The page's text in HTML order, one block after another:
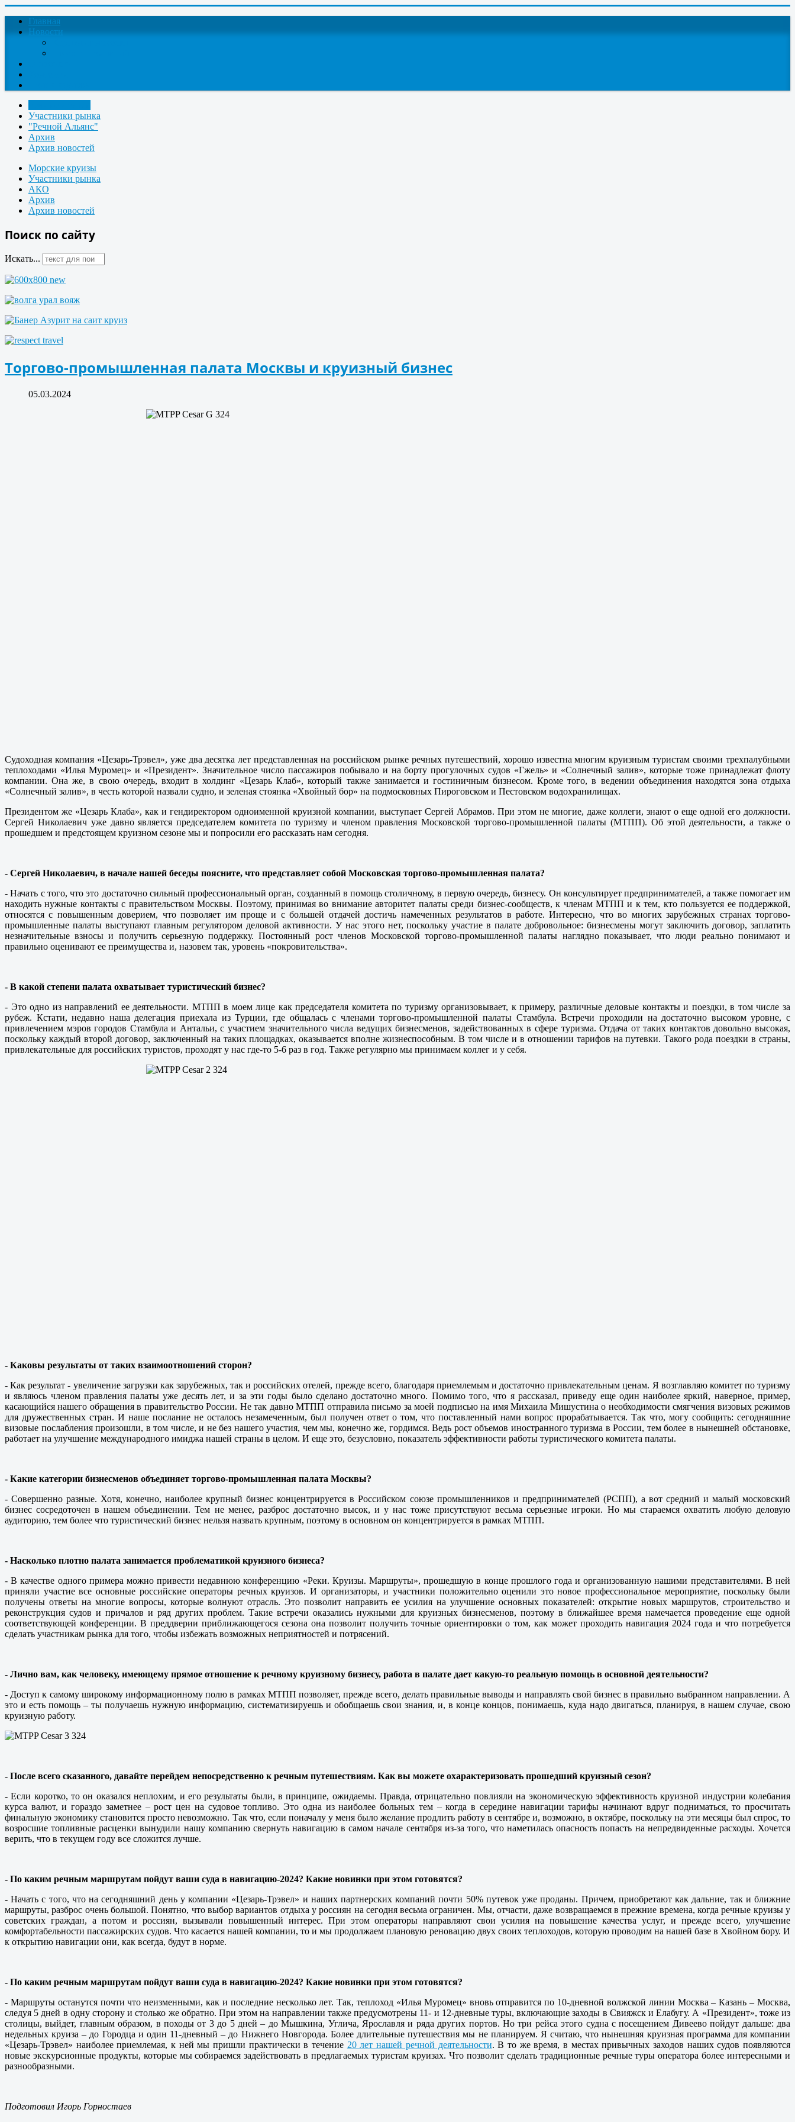
Главная
Новости
Участники рынка
"Речной Альянс"
Архив
Архив новостей
Морские круизы
Участники рынка
АКО
Архив
Архив новостей
Поиск по сайту
Искать...
Торгово-промышленная палата Москвы и круизный бизнес
05.03.2024
Судоходная компания «Цезарь-Трэвел», уже два десятка лет представленная на российском рынке речных путешествий, хорошо известна многим круизным туристам своими трехпалубными
теплоходами «Илья Муромец» и «Президент». Значительное число пассажиров побывало и на борту прогулочных судов «Гжель» и «Солнечный залив», которые тоже принадлежат флоту
компании. Она же, в свою очередь, входит в холдинг «Цезарь Клаб», который также занимается и гостиничным бизнесом. Кроме того, в ведении объединения находятся зона отдыха
«Солнечный залив», в честь которой назвали судно, и зеленая стоянка «Хвойный бор» на подмосковных Пироговском и Пестовском водохранилищах.
Президентом же «Цезарь Клаба», как и гендиректором одноименной круизной компании, выступает Сергей Абрамов. При этом не многие, даже коллеги, знают о еще одной его должности.
Сергей Николаевич уже давно является председателем комитета по туризму и членом правления Московской торгово-промышленной палаты (МТПП). Об этой деятельности, а также о
прошедшем и предстоящем круизном сезоне мы и попросили его рассказать нам сегодня.
- Сергей Николаевич, в начале нашей беседы поясните, что представляет собой Московская торгово-промышленная палата?
- Начать с того, что это достаточно сильный профессиональный орган, созданный в помощь столичному, в первую очередь, бизнесу. Он консультирует предпринимателей, а также помогает им
находить нужные контакты с правительством Москвы. Поэтому, принимая во внимание авторитет палаты среди бизнес-сообществ, к членам МТПП и к тем, кто пользуется ее поддержкой,
относятся с повышенным доверием, что позволяет им проще и с большей отдачей достичь намеченных результатов в работе. Интересно, что во многих зарубежных странах торгово-
промышленные палаты выступают главным регулятором деловой активности. У нас этого нет, поскольку участие в палате добровольное: бизнесмены могут заключить договор, заплатить
незначительные взносы и получить серьезную поддержку. Постоянный рост членов Московской торгово-промышленной палаты наглядно показывает, что люди реально понимают и
правильно оценивают ее преимущества и, назовем так, уровень «покровительства».
- В какой степени палата охватывает туристический бизнес?
- Это одно из направлений ее деятельности. МТПП в моем лице как председателя комитета по туризму организовывает, к примеру, различные деловые контакты и поездки, в том числе за
рубеж. Кстати, недавно наша делегация приехала из Турции, где общалась с членами торгово-промышленной палаты Стамбула. Встречи проходили на достаточно высоком уровне, с
привлечением мэров городов Стамбула и Антальи, с участием значительного числа ведущих бизнесменов, задействованных в сфере туризма. Отдача от таких контактов довольно высокая,
поскольку каждый второй договор, заключенный на таких площадках, оказывается вполне жизнеспособным. В том числе и в отношении тарифов на путевки. Такого рода поездки в страны,
привлекательные для российских туристов, проходят у нас где-то 5-6 раз в год. Также регулярно мы принимаем коллег и у себя.
- Каковы результаты от таких взаимоотношений сторон?
- Как результат - увеличение загрузки как зарубежных, так и российских отелей, прежде всего, благодаря приемлемым и достаточно привлекательным ценам. Я возглавляю комитет по туризму
и являюсь членом правления палаты уже десять лет, и за эти годы было сделано достаточно много. Помимо того, что я рассказал, приведу еще один наиболее яркий, наверное, пример,
касающийся нашего обращения в правительство России. Не так давно МТПП отправила письмо за моей подписью на имя Михаила Мишустина о необходимости смягчения визовых режимов
для дружественных стран. И наше послание не осталось незамеченным, был получен ответ о том, что поставленный нами вопрос прорабатывается. Так что, могу сообщить: сегодняшние
визовые послабления произошли, в том числе, и не без нашего участия, чем мы, конечно же, гордимся. Ведь рост объемов иностранного туризма в России, тем более в нынешней обстановке,
работает на улучшение международного имиджа нашей страны в целом. И еще это, безусловно, показатель эффективности работы туристического комитета палаты.
- Какие категории бизнесменов объединяет торгово-промышленная палата Москвы?
- Совершенно разные. Хотя, конечно, наиболее крупный бизнес концентрируется в Российском союзе промышленников и предпринимателей (РСПП), а вот средний и малый московский
бизнес сосредоточен в нашем объединении. Тем не менее, разброс достаточно высок, и у нас тоже присутствуют весьма серьезные игроки. Но мы стараемся охватить любую деловую
аудиторию, тем более что туристический бизнес нельзя назвать крупным, поэтому в основном он концентрируется в рамках МТПП.
- Насколько плотно палата занимается проблематикой круизного бизнеса?
- В качестве одного примера можно привести недавнюю конференцию «Реки. Круизы. Маршруты», прошедшую в конце прошлого года и организованную нашими представителями. В ней
приняли участие все основные российские операторы речных круизов. И организаторы, и участники положительно оценили это новое профессиональное мероприятие, поскольку были
получены ответы на многие вопросы, которые волнуют отрасль. Это позволит направить ее усилия на улучшение основных показателей: открытие новых маршрутов, строительство и
реконструкция судов и причалов и ряд других проблем. Такие встречи оказались нужными для круизных бизнесменов, поэтому в ближайшее время намечается проведение еще одной
соответствующей конференции. В преддверии приближающегося сезона она позволит получить точные ориентировки о том, как может проходить навигация 2024 года и что потребуется
сделать участникам рынка для того, чтобы избежать возможных неприятностей и потрясений.
- Лично вам, как человеку, имеющему прямое отношение к речному круизному бизнесу, работа в палате дает какую-то реальную помощь в основной деятельности?
- Доступ к самому широкому информационному полю в рамках МТПП позволяет, прежде всего, делать правильные выводы и направлять свой бизнес в правильно выбранном направлении. А
это и есть помощь – ты получаешь нужную информацию, систематизируешь и обобщаешь свои знания, и, в конце концов, понимаешь, куда надо двигаться, планируя, в нашем случае, свою
круизную работу.
- После всего сказанного, давайте перейдем непосредственно к речным путешествиям. Как вы можете охарактеризовать прошедший круизный сезон?
- Если коротко, то он оказался неплохим, и его результаты были, в принципе, ожидаемы. Правда, отрицательно повлияли на экономическую эффективность круизной индустрии колебания
курса валют, и гораздо заметнее – рост цен на судовое топливо. Это одна из наиболее больных тем – когда в середине навигации тарифы начинают вдруг подниматься, то просчитать
финальную экономику становится просто невозможно. Так что, если поначалу у меня было желание продлить работу в сентябре и, возможно, в октябре, поскольку на эти месяцы был спрос, то
возросшие топливные расценки вынудили нашу компанию свернуть навигацию в самом начале сентября из-за того, что наметилась опасность попасть на непредвиденные расходы. Хочется
верить, что в текущем году все сложится лучше.
- По каким речным маршрутам пойдут ваши суда в навигацию-2024? Какие новинки при этом готовятся?
- Начать с того, что на сегодняшний день у компании «Цезарь-Трэвел» и наших партнерских компаний почти 50% путевок уже проданы. Причем, приобретают как дальние, так и ближние
маршруты, разброс очень большой. Понятно, что выбор вариантов отдыха у россиян на сегодня весьма ограничен. Мы, отчасти, даже возвращаемся в прежние времена, когда речные круизы у
советских граждан, а потом и россиян, вызывали повышенный интерес. При этом операторы направляют свои усилия на повышение качества услуг, и прежде всего, улучшение
комфортабельности пассажирских судов. Что касается нашей компании, то и мы продолжаем плановую реновацию двух своих теплоходов, которую проводим на нашей базе в Хвойном бору. И
к открытию навигации они, как всегда, будут в норме.
- По каким речным маршрутам пойдут ваши суда в навигацию-2024? Какие новинки при этом готовятся?
- Маршруты останутся почти что неизменными, как и последние несколько лет. Так, теплоход «Илья Муромец» вновь отправится по 10-дневной волжской линии Москва – Казань – Москва,
следуя 5 дней в одну сторону и столько же обратно. При этом на направлении также предусмотрены 11- и 12-дневные туры, включающие заходы в Свияжск и Елабугу. А «Президент», тоже из
столицы, выйдет, главным образом, в походы от 3 до 5 дней – до Мышкина, Углича, Ярославля и ряда других портов. Но три рейса этого судна с посещением Дивеево пойдут дальше: два
недельных круиза – до Городца и один 11-дневный – до Нижнего Новгорода. Более длительные путешествия мы не планируем. Я считаю, что нынешняя круизная программа для компании
«Цезарь-Трэвел» наиболее приемлемая, к ней мы пришли практически в течение 20 лет нашей речной деятельности. В то же время, в местах привычных заходов наших судов появляются
новые экскурсионные продукты, которые мы собираемся задействовать в предлагаемых туристам круизах. Что позволит сделать традиционные речные туры оператора более интересными и
разнообразными.
Подготовил Игорь Горностаев